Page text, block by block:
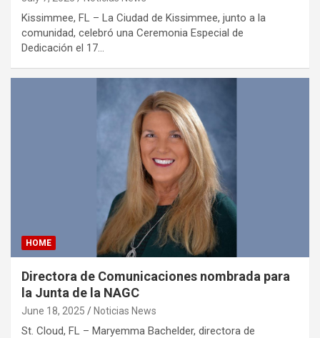
Kissimmee, FL – La Ciudad de Kissimmee, junto a la
comunidad, celebró una Ceremonia Especial de
Dedicación el 17…
HOME
Directora de Comunicaciones nombrada para
la Junta de la NAGC
June 18, 2025 Noticias News
St. Cloud, FL – Maryemma Bachelder, directora de